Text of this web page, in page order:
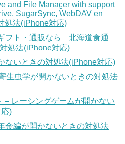
and File Manager with support
SugarSync, WebDAV en
処法(iPhone対応)
フト・通販なら 北海道食通
処法(iPhone対応)
ないときの対処法(iPhone対応)
生虫学が開かないときの対処法
– レーシングゲームが開かない
)
編が開かないときの対処法